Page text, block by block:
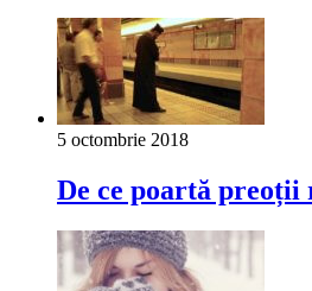
5 octombrie 2018
De ce poartă preoții